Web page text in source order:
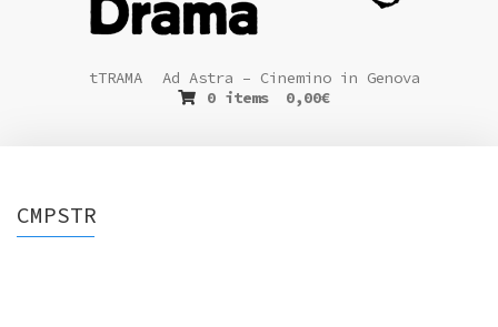
tTRAMA
Ad Astra – Cinemino in Genova
0 items
0,00€
CMPSTR